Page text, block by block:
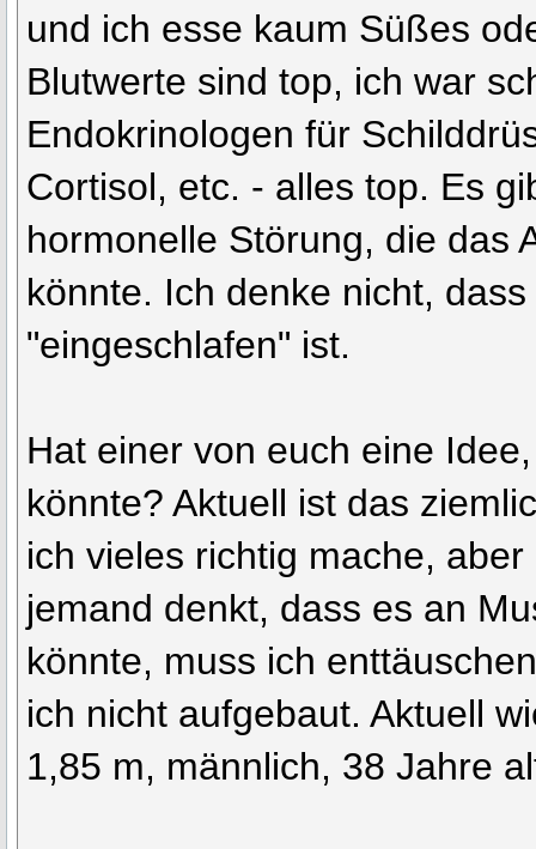
und ich esse kaum Süßes
Blutwerte sind top, ich war
Endokrinologen für
Cortisol, etc. - alles top. Es
hormonelle Störung, die das
könnte. Ich denke nicht,
"eingeschlafen" ist.
Hat einer von euch eine
könnte? Aktuell ist das
ich vieles richtig mache,
jemand denkt, dass es an
könnte, muss ich
ich nicht aufgebaut. Aktuell
1,85 m, männlich, 38 Jahre